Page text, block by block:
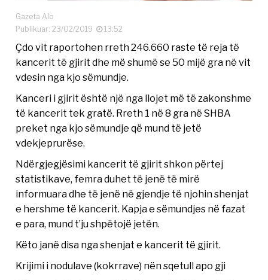
Gazeta Alo
Publikuar: 23/02/2019
13:52
Çdo vit raportohen rreth 246.660 raste të reja të
kancerit të gjirit dhe më shumë se 50 mijë gra në vit
vdesin nga kjo sëmundje.
Kanceri i gjirit është një nga llojet më të zakonshme
të kancerit tek gratë. Rreth 1 në 8 gra në SHBA
preket nga kjo sëmundje që mund të jetë
vdekjeprurëse.
Ndërgjegjësimi kancerit të gjirit shkon përtej
statistikave, femra duhet të jenë të mirë
informuara dhe të jenë në gjendje të njohin shenjat
e hershme të kancerit. Kapja e sëmundjes në fazat
e para, mund t’ju shpëtojë jetën.
Këto janë disa nga shenjat e kancerit të gjirit.
Krijimi i nodulave (kokrrave) nën sqetull apo gji